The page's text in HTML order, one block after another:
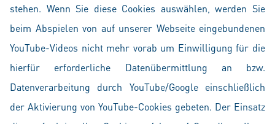
stehen. Wenn Sie diese Cookies auswählen, werden Sie
beim Abspielen von auf unserer Webseite eingebundenen
YouTube-Videos nicht mehr vorab um Einwilligung für die
hierfür erforderliche Datenübermittlung an bzw.
Datenverarbeitung durch YouTube/Google einschließlich
der Aktivierung von YouTube-Cookies gebeten. Der Einsatz